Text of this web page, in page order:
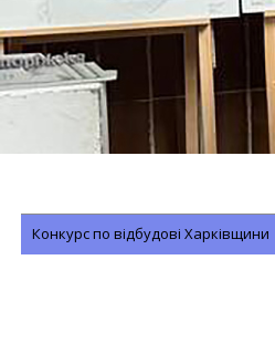
Конкурс по відбудові Харківщини